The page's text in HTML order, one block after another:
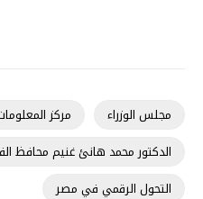
مجلس الوزراء
مركز
الدكتور محمد هانئ غنيم محافظ
التحول الرقمي في مصر